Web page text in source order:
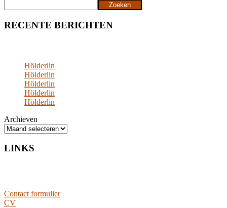
Zoeken
RECENTE BERICHTEN
Hölderlin
Hölderlin
Hölderlin
Hölderlin
Hölderlin
Archieven
LINKS
Contact formulier
CV